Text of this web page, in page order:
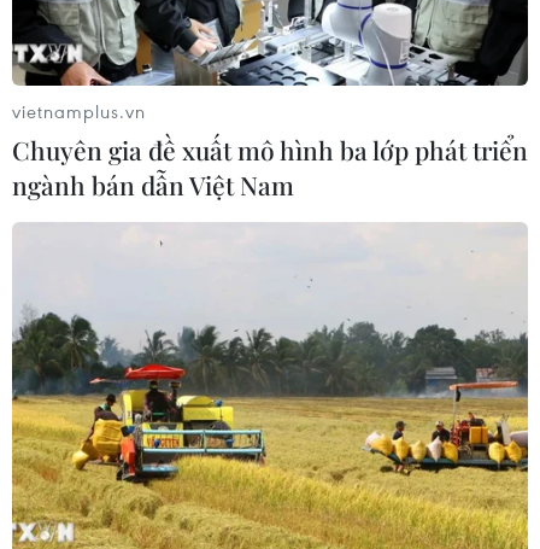
Chống hàng giả là bảo vệ doanh nghiệp
chân chính
14/06/2025 01:17
Chỉ thị số 13/CT-TTg do Thủ tướng Chính phủ tăng
cường chống buôn lậu, hàng giả, bảo vệ doanh nghiệp,
thúc đẩy kinh tế tư nhân phát triển bền vững và cạnh
tranh quốc tế.
vietnamplus.vn
Chuyên gia đề xuất mô hình ba lớp phát triển
ngành bán dẫn Việt Nam